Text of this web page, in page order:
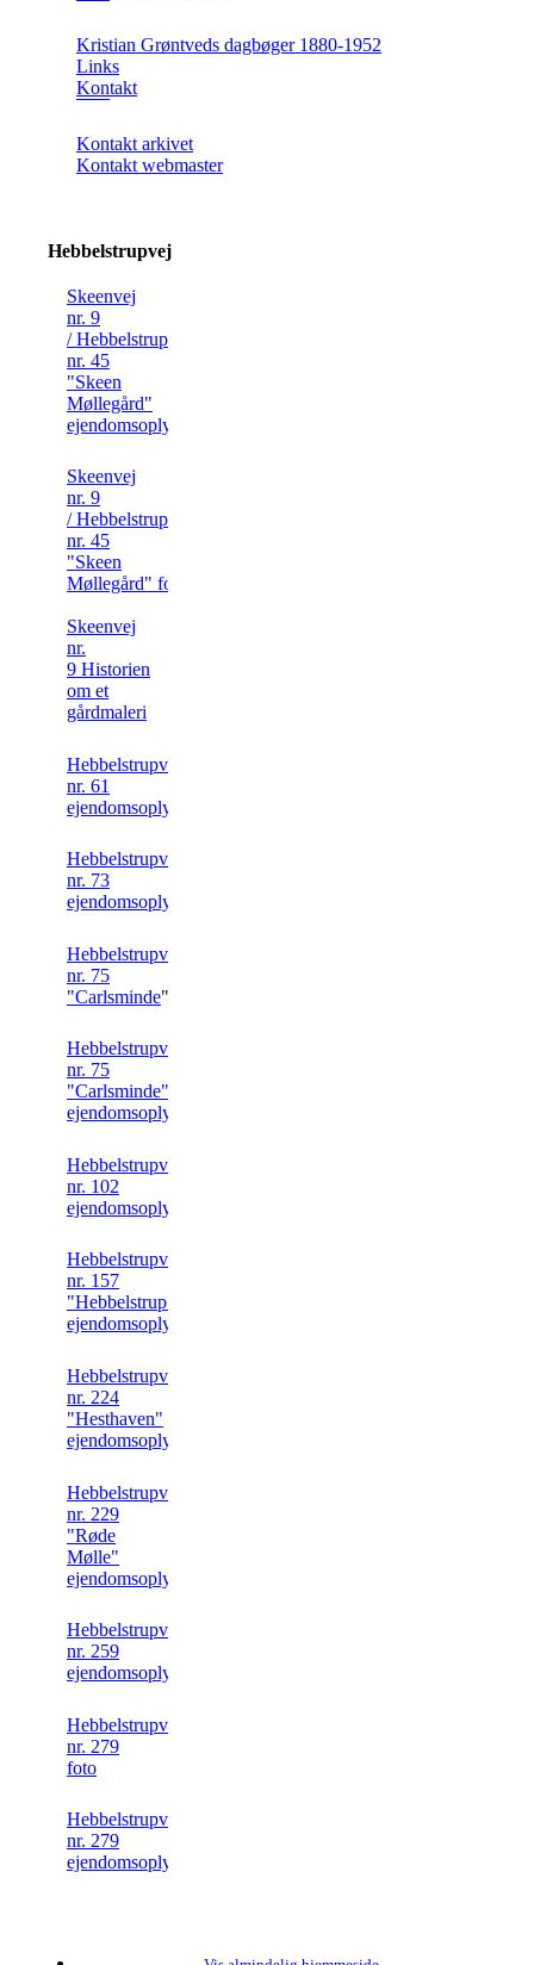
Kristian Grøntveds dagbøger 1880-1952
Links
Kontakt
Kontakt arkivet
Kontakt webmaster
Hebbelstrupvej
Skeenvej
nr. 9
/ Hebbelstrupvej
nr. 45
"Skeen
Møllegård"
ejendomsoplysninger
Skeenvej
nr. 9
/ Hebbelstrupvej
nr. 45
"Skeen
Møllegård" foto
Skeenvej
nr.
9 Historien
om et
gårdmaleri
Hebbelstrupvej
nr. 61
ejendomsoplysninger
Hebbelstrupvej
nr. 73
ejendomsoplysninger
Hebbelstrupvej
nr. 75
"Carlsminde" foto
Hebbelstrupvej
nr. 75
"Carlsminde"
ejendomsoplysninger
Hebbelstrupvej
nr. 102
ejendomsoplysninger
Hebbelstrupvej
nr. 157
"Hebbelstrup"
ejendomsoplysninger
Hebbelstrupvej
nr. 224
"Hesthaven"
ejendomsoplysninger
Hebbelstrupvej
nr. 229
"Røde
Mølle"
ejendomsoplysninger
Hebbelstrupvej
nr. 259
ejendomsoplysninger
Hebbelstrupvej
nr. 279
foto
Hebbelstrupvej
nr. 279
ejendomsoplysninger